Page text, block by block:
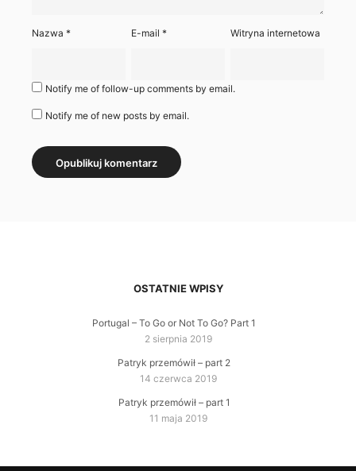
Nazwa * E-mail* Witryna internetowa
Notify me of follow-up comments by email.
Notify me of new posts by email.
OSTATNIE WPISY
Portugal – To Go or Not To Go? Part 1
2 sierpnia 2019
Patryk przemówił – part 2
14 czerwca 2019
Patryk przemówił – part 1
11 maja 2019